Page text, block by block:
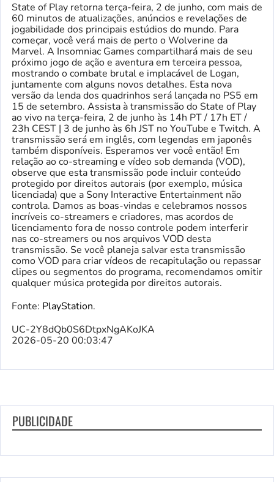
State of Play retorna terça-feira, 2 de junho, com mais de
60 minutos de atualizações, anúncios e revelações de
jogabilidade dos principais estúdios do mundo. Para
começar, você verá mais de perto o Wolverine da
Marvel. A Insomniac Games compartilhará mais de seu
próximo jogo de ação e aventura em terceira pessoa,
mostrando o combate brutal e implacável de Logan,
juntamente com alguns novos detalhes. Esta nova
versão da lenda dos quadrinhos será lançada no PS5 em
15 de setembro. Assista à transmissão do State of Play
ao vivo na terça-feira, 2 de junho às 14h PT / 17h ET /
23h CEST | 3 de junho às 6h JST no YouTube e Twitch. A
transmissão será em inglês, com legendas em japonês
também disponíveis. Esperamos ver você então! Em
relação ao co-streaming e vídeo sob demanda (VOD),
observe que esta transmissão pode incluir conteúdo
protegido por direitos autorais (por exemplo, música
licenciada) que a Sony Interactive Entertainment não
controla. Damos as boas-vindas e celebramos nossos
incríveis co-streamers e criadores, mas acordos de
licenciamento fora de nosso controle podem interferir
nas co-streamers ou nos arquivos VOD desta
transmissão. Se você planeja salvar esta transmissão
como VOD para criar vídeos de recapitulação ou repassar
clipes ou segmentos do programa, recomendamos omitir
qualquer música protegida por direitos autorais.
Fonte: PlayStation.
UC-2Y8dQb0S6DtpxNgAKoJKA
2026-05-20 00:03:47
PUBLICIDADE